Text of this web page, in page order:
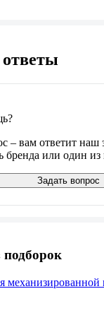
– вам ответит наш
бренда или один из
Задать вопрос
подборок
механизированной